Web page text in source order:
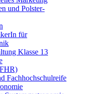
und Polster-
für
Klasse 13
Fachhochschulreife